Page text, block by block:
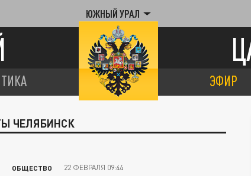
ЮЖНЫЙ УРАЛ
ЭФИР
ЧЕЛЯБИНСК
ОБЩЕСТВО 22 ФЕВРАЛЯ 09:44